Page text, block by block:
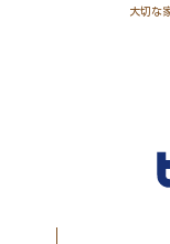
大切な